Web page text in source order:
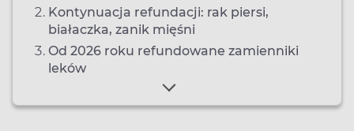
Kontynuacja refundacji: rak piersi,
białaczka, zanik mięśni
Od 2026 roku refundowane zamienniki
leków